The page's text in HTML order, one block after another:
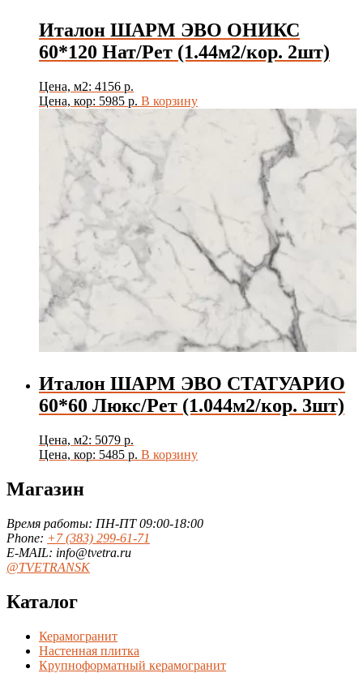
Италон ШАРМ ЭВО ОНИКС
60*120 Нат/Рет (1.44м2/кор. 2шт)
Цена, м2: 4156 р.
Цена, кор: 5985 р. В корзину
Италон ШАРМ ЭВО СТАТУАРИО
60*60 Люкс/Рет (1.044м2/кор. 3шт)
Цена, м2: 5079 р.
Цена, кор: 5485 р. В корзину
Магазин
Время работы: ПН-ПТ 09:00-18:00
Phone: +7 (383) 299-61-71
E-MAIL: info@tvetra.ru
@TVETRANSK
Каталог
Керамогранит
Настенная плитка
Крупноформатный керамогранит